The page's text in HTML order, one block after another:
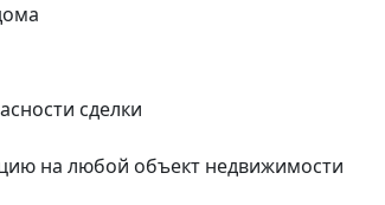
сделки
на любой объект недвижимости